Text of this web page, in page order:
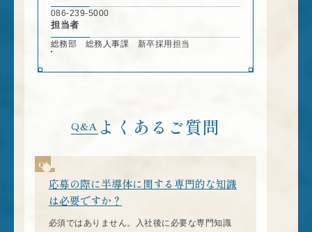
086-239-5000
担当者
総務部 総務人事課 新卒採用担当
Q&A よくあるご質問
応募の際に半導体に関する専門的な知識
は必要ですか？
必須ではありません。入社後に必要な専門知識